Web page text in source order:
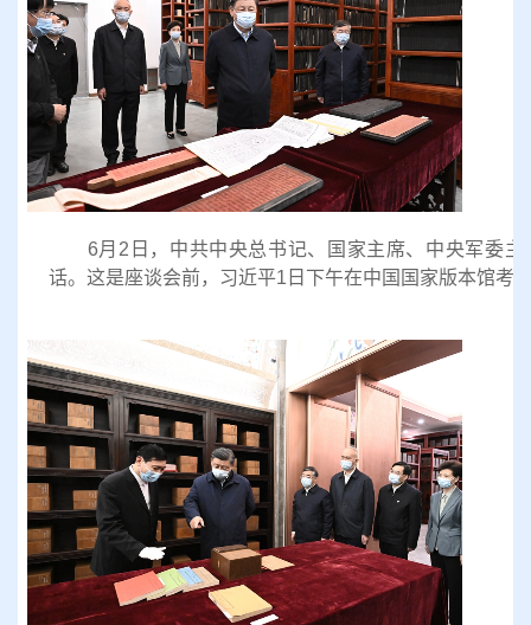
6月2日，中共中央总书记、国家主席、中央军委主
话。这是座谈会前，习近平1日下午在中国国家版本馆考